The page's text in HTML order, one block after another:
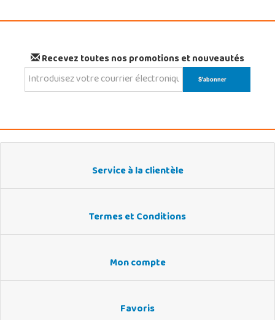
Recevez toutes nos promotions et nouveautés
Service à la clientèle
Termes et Conditions
Mon compte
Favoris